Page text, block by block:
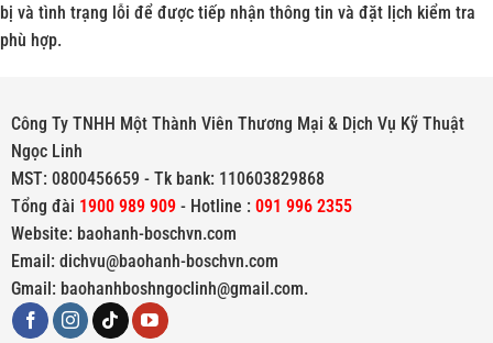
bị và tình trạng lỗi để được tiếp nhận thông tin và đặt lịch kiểm tra
phù hợp.
Công Ty TNHH Một Thành Viên Thương Mại & Dịch Vụ Kỹ Thuật
Ngọc Linh
MST: 0800456659 - Tk bank: 110603829868
Tổng đài 1900 989 909- Hotline : 091 996 2355
Website: baohanh-boschvn.com
Email: dichvu@baohanh-boschvn.com
Gmail: baohanhboshngoclinh@gmail.com.